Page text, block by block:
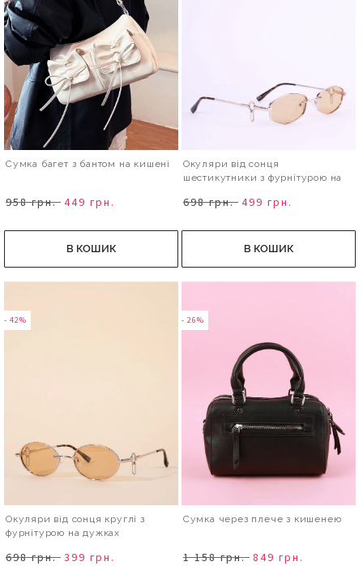
Сумка багет з бантом на кишені
958 грн. 449 грн.
В КОШИК
Окуляри від сонця
шестикутники з фурнітурою на
698 грн. 499 грн.
В КОШИК
- 42%
Окуляри від сонця круглі з
фурнітурою на дужках
698 грн. 399 грн.
- 26%
Сумка через плече з кишенею
1 158 грн. 849 грн.